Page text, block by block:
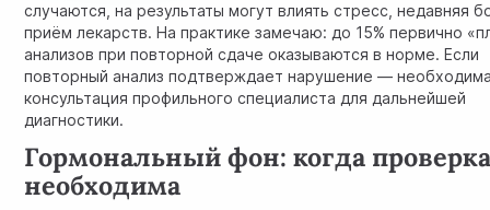
случаются, на результаты могут влиять стресс, недавняя
приём лекарств. На практике замечаю: до 15% первично
анализов при повторной сдаче оказываются в норме. Если
повторный анализ подтверждает нарушение —
консультация профильного специалиста для дальнейшей
диагностики.
Гормональный фон: когда
необходима